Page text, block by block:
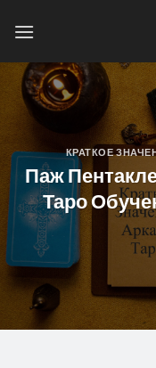
КРАТКОЕ
Паж
Таро